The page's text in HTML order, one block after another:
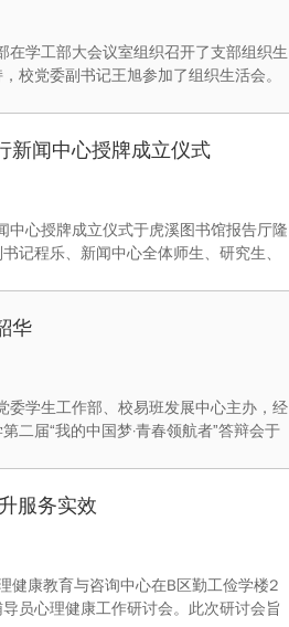
在学工部大会议室组织召开了支部组织生
校党委副书记王旭参加了组织生活会。
新闻中心授牌成立仪式
中心授牌成立仪式于虎溪图书馆报告厅隆
记程乐、新闻中心全体师生、研究生、
华
委学生工作部、校易班发展中心主办，经
二届“我的中国梦·青春领航者”答辩会于
服务实效
健康教育与咨询中心在B区勤工俭学楼2
员心理健康工作研讨会。此次研讨会旨